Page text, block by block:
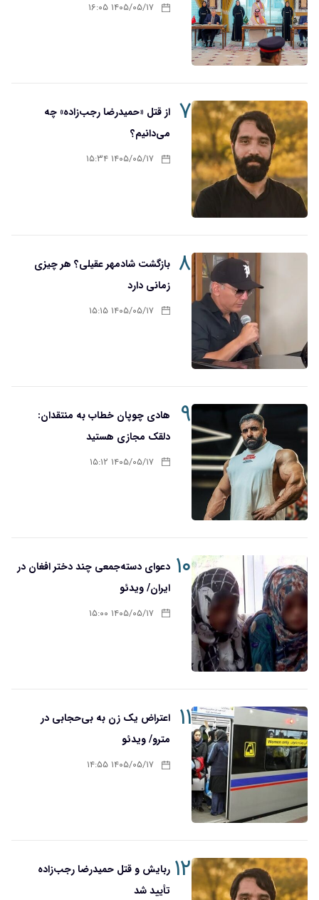
۱۴۰۵/۰۵/۱۷ ۱۶:۰۵
۷ از قتل «حمیدرضا رجب‌زاده» چه
می‌دانیم؟
۱۴۰۵/۰۵/۱۷ ۱۵:۳۴
۸ بازگشت شادمهر عقیلی؟ هر چیزی
زمانی دارد
۱۴۰۵/۰۵/۱۷ ۱۵:۱۵
۹
هادی چوپان خطاب به منتقدان:
دلقک مجازی هستید
۱۴۰۵/۰۵/۱۷ ۱۵:۱۲
۱۰ دعوای دسته‌جمعی چند دختر افغان در
ایران/ ویدئو
۱۴۰۵/۰۵/۱۷ ۱۵:۰۰
۱۱
اعتراض یک زن به بی‌حجابی در
مترو/ ویدئو
۱۴۰۵/۰۵/۱۷ ۱۴:۵۵
۱۲ ربایش و قتل حمیدرضا رجب‌زاده
تأیید شد